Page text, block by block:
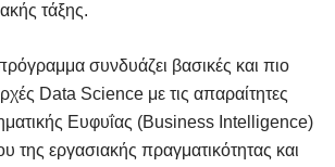
τάξης.
συνδυάζει βασικές και πιο
Data Science με τις απαραίτητες
Ευφυΐας (Business Intelligence)
της εργασιακής πραγματικότητας και